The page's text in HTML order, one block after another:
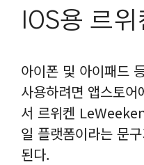
IOS용 르위
아이폰 및 아이패드
사용하려면 앱스토어
서 르위켄
일 플랫‪폼이라는 문
된다.